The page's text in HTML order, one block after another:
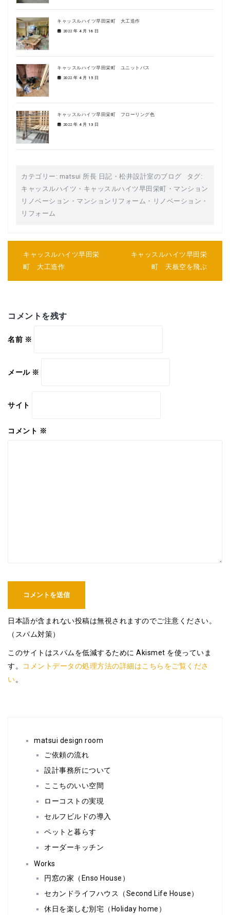
キャッスルハイツ早田栄町 大工造作
2022 年 4 月 16 日
キャッスルハイツ早田栄町 ユニットバス
2022 年 4 月 15 日
キャッスルハイツ早田栄町 フローリング色
2022 年 4 月 13 日
カテゴリー: matsui 所長 日記 ・ 松井設計室のブログ
タグ:
キャッスルハイツ ・ キャッスルハイツ早田栄町 ・ マンション
リノベーション ・ マンションリフォーム ・ リノベーション ・
リフォーム
ゲ
ョ
ン
キャッスルハイツ早田栄
町 大工造作
キャッスルハイツ早田栄
町 天板空を飛ぶ
コメントを残す
名前 ※
メール ※
サイト
コメント ※
日本語が含まれない投稿は無視されますのでご注意ください。
（スパム対策）
このサイトはスパムを低減するために Akismet を使っていま
す。
コメントデータの処理方法の詳細はこちらをご覧くださ
い。
matsui design room
ご依頼の流れ
設計事務所について
ここちのいい空間
ローコストの実現
セルフビルドの導入
ペットと暮らす
オーダーキッチン
Works
円窓の家（Enso House）
セカンドライフハウス（Second Life House）
休日を楽しむ別宅（Holiday home）